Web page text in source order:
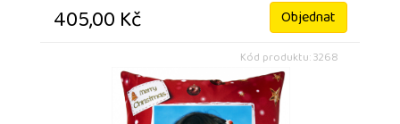
405,00 Kč Objednat
Kód produktu: 3268